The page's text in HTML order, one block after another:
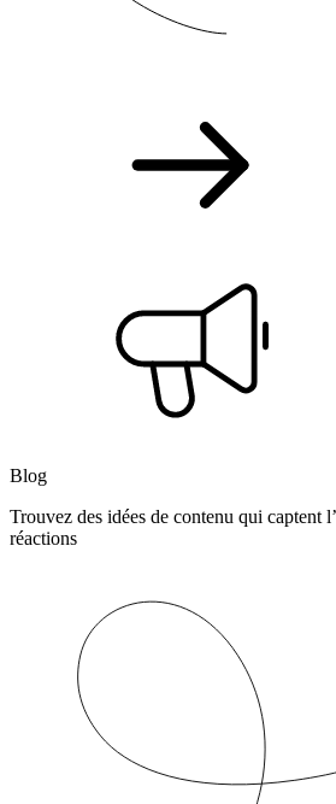
Blog
Trouvez des idées de contenu qui captent
réactions